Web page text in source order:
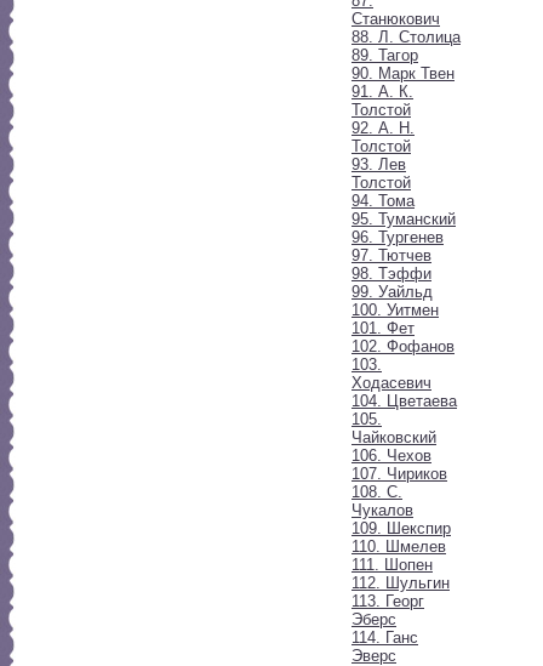
Станюкович
88. Л. Столица
89. Тагор
90. Марк Твен
91. А. К.
Толстой
92. А. Н.
Толстой
93. Лев
Толстой
94. Тома
95. Туманский
96. Тургенев
97. Тютчев
98. Тэффи
99. Уайльд
100. Уитмен
101. Фет
102. Фофанов
103.
Ходасевич
104. Цветаева
105.
Чайковский
106. Чехов
107. Чириков
108. С.
Чукалов
109. Шекспир
110. Шмелев
111. Шопен
112. Шульгин
113. Георг
Эберс
114. Ганс
Эверс